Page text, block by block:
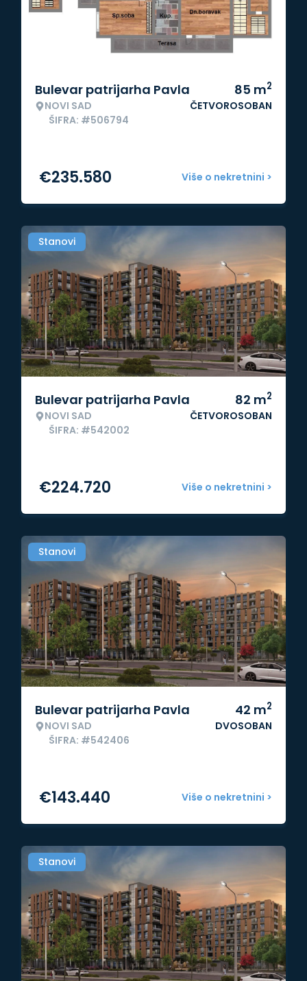
Bulevar patrijarha Pavla
NOVI SAD
ŠIFRA: #506794
85 m2
ČETVOROSOBAN
Više o nekretnini >
€235.580
Stanovi
Bulevar patrijarha Pavla
NOVI SAD
ŠIFRA: #542002
82 m2
ČETVOROSOBAN
Više o nekretnini >
€224.720
Stanovi
Bulevar patrijarha Pavla
NOVI SAD
ŠIFRA: #542406
42 m2
DVOSOBAN
Više o nekretnini >
€143.440
Stanovi